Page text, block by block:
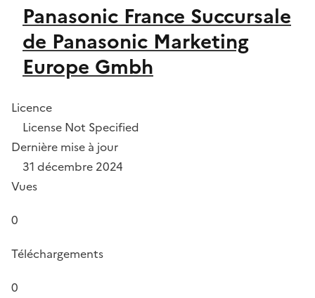
Panasonic France Succursale
de Panasonic Marketing
Europe Gmbh
Licence
License Not Specified
Dernière mise à jour
31 décembre 2024
Vues
0
Téléchargements
0